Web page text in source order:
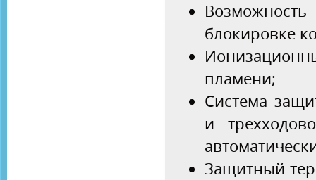
блокировке
пламени;
Система
и
Защитный